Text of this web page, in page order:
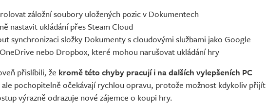
záložní soubory uložených pozic v Dokumentech
nastavit ukládání přes Steam Cloud
synchronizaci složky Dokumenty s cloudovými službami jako Google
nebo Dropbox, které mohou narušovat ukládání hry
přislíbili, že kromě této chyby pracují i na dalších vylepšeních PC
ale pochopitelně očekávají rychlou opravu, protože možnost kdykoliv přijít
výrazně odrazuje nové zájemce o koupi hry.